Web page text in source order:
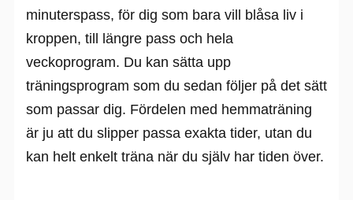
minuterspass, för dig som bara vill blåsa liv i
kroppen, till längre pass och hela
veckoprogram. Du kan sätta upp
träningsprogram som du sedan följer på det sätt
som passar dig. Fördelen med hemmaträning
är ju att du slipper passa exakta tider, utan du
kan helt enkelt träna när du själv har tiden över.